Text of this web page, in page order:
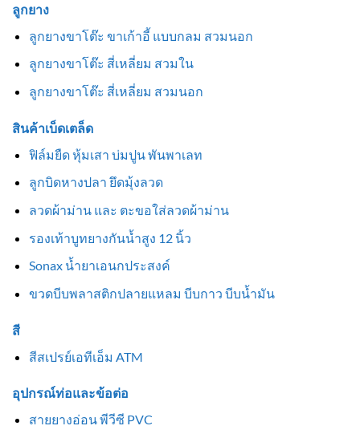
ลูกยาง
ลูกยางขาโต๊ะ ขาเก้าอี้ แบบกลม สวมนอก
ลูกยางขาโต๊ะ สี่เหลี่ยม สวมใน
ลูกยางขาโต๊ะ สี่เหลี่ยม สวมนอก
สินค้าเบ็ดเตล็ด
ฟิล์มยืด หุ้มเสา บ่มปูน พันพาเลท
ลูกบิดหางปลา ยึดมุ้งลวด
ลวดผ้าม่าน และ ตะขอใส่ลวดผ้าม่าน
รองเท้าบูทยางกันน้ำสูง 12 นิ้ว
Sonax น้ำยาเอนกประสงค์
ขวดบีบพลาสติกปลายแหลม บีบกาว บีบน้ำมัน
สี
สีสเปรย์เอทีเอ็ม ATM
อุปกรณ์ท่อและข้อต่อ
สายยางอ่อน พีวีซี PVC